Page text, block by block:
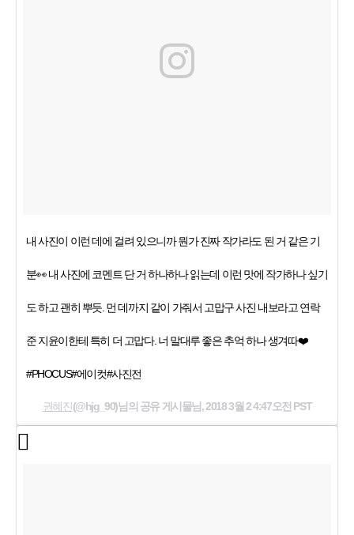
내 사진이 이런 데에 걸려 있으니까 뭔가 진짜 작가라도 된 거 같은 기
분👀 내 사진에 코멘트 단 거 하나하나 읽는데 이런 맛에 작가하나 싶기
도 하고 괜히 뿌듯. 먼 데까지 같이 가줘서 고맙구 사진 내보라고 연락
준 지윤이한테 특히 더 고맙다. 너 말대루 좋은 추억 하나 생겨따❤️
#PHOCUS#에이컷#사진전
권혜진 (@hjg_90)님의 공유 게시물님,2018 3월 2 4:47오전 PST